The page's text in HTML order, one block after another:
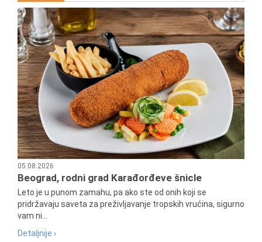
05.08.2026
Beograd, rodni grad Karađorđeve šnicle
Leto je u punom zamahu, pa ako ste od onih koji se
pridržavaju saveta za preživljavanje tropskih vrućina, sigurno
vam ni...
Detaljnije ›